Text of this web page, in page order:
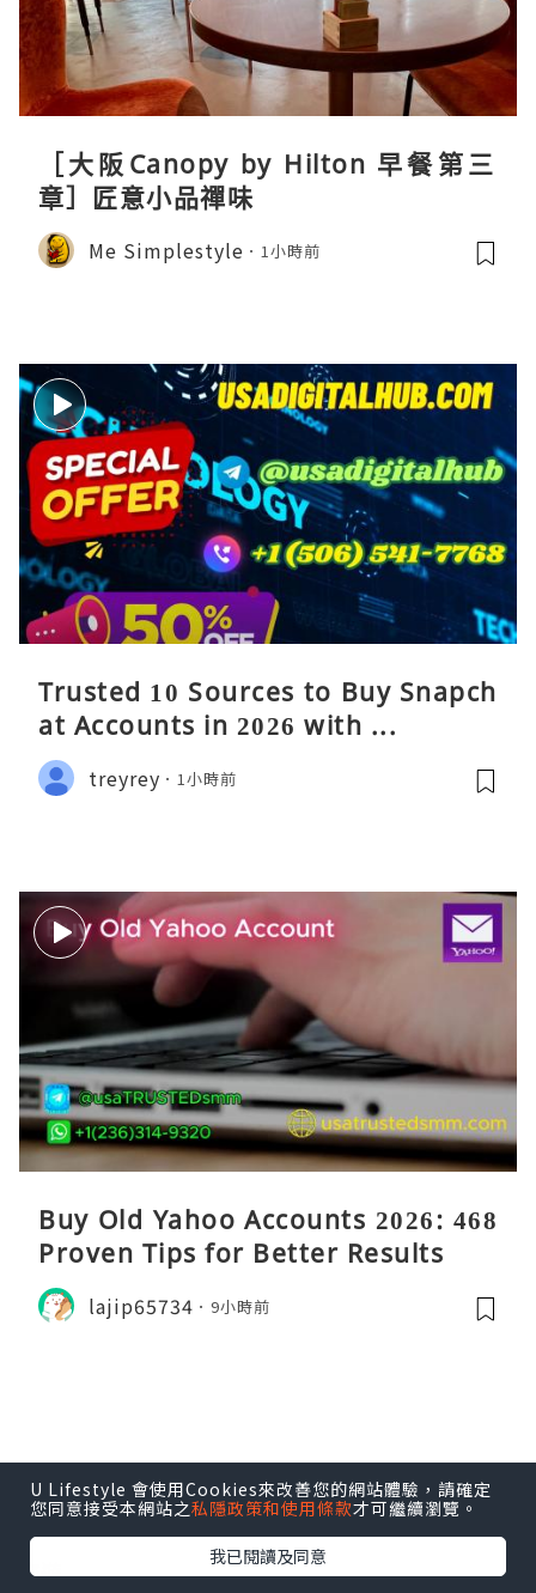
［大阪Canopy by Hilton 早餐第三
章］匠意小品禪味
Me Simplestyle 1小時前
Trusted 10 Sources to Buy Snapch
at Accounts in 2026 with ...
treyrey 1小時前
Buy Old Yahoo Accounts 2026: 468
Proven Tips for Better Results
lajip65734 9小時前
旅遊
U Lifestyle 會使用Cookies來改善您的網站體驗，請確定
您同意接受本網站之私隱政策和使用條款才可繼續瀏覽。
我已閱讀及同意